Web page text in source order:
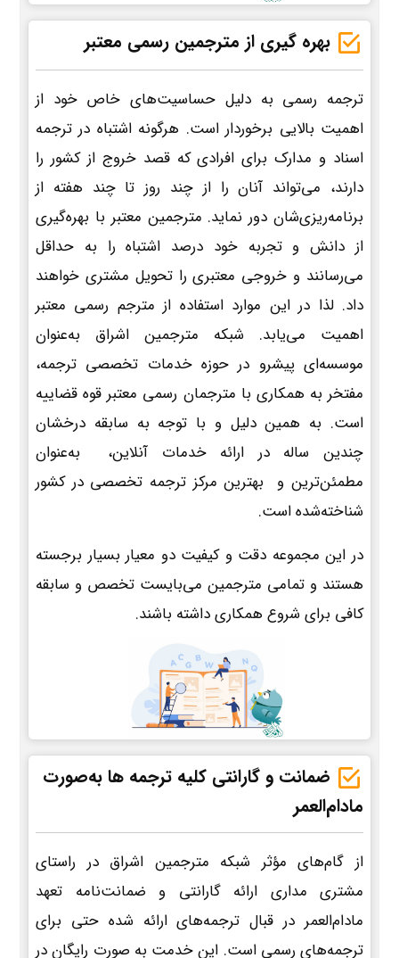
بهره گیری از مترجمین رسمی معتبر
ترجمه رسمی به دلیل حساسیت‌های خاص خود از
اهمیت بالایی برخوردار است. هرگونه اشتباه در ترجمه
اسناد و مدارک برای افرادی که قصد خروج از کشور را
دارند، می‌تواند آنان را از چند روز تا چند هفته از
برنامه‌ریزی‌شان دور نماید. مترجمین معتبر با بهره‌گیری
از دانش و تجربه خود درصد اشتباه را به حداقل
می‌رسانند و خروجی معتبری را تحویل مشتری خواهند
داد. لذا در این موارد استفاده از مترجم رسمی معتبر
اهمیت می‌یابد. شبکه مترجمین اشراق به‌عنوان
موسسه‌ای پیشرو در حوزه خدمات تخصصی ترجمه،
مفتخر به همکاری با مترجمان رسمی معتبر قوه قضاییه
است. به همین دلیل و با توجه به سابقه درخشان
چندین ساله در ارائه خدمات آنلاین، به‌عنوان
مطمئن‌ترین و بهترین مرکز ترجمه تخصصی در کشور
شناخته‌شده است.
در این مجموعه دقت و کیفیت دو معیار بسیار برجسته
هستند و تمامی مترجمین می‌بایست تخصص و سابقه
کافی برای شروع همکاری داشته باشند.
ضمانت و گارانتی کلیه ترجمه ها به‌صورت
مادام‌العمر
از گام‌های مؤثر شبکه مترجمین اشراق در راستای
مشتری مداری ارائه گارانتی و ضمانت‌نامه تعهد
مادام‌العمر در قبال ترجمه‌های ارائه شده حتی برای
ترجمه‌های رسمی است. این خدمت به صورت رایگان در